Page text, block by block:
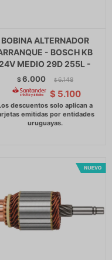
BOBINA ALTERNADOR
- BOSCH KB
24V MEDIO 29D 255L -
$6.000 $ 6.148
$ 5.100